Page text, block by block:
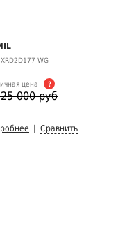
XRD2D177 WG
цена ?
000 руб
Сравнить